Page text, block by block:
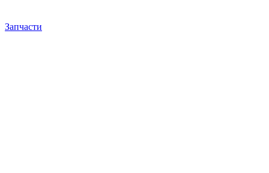
Запчасти